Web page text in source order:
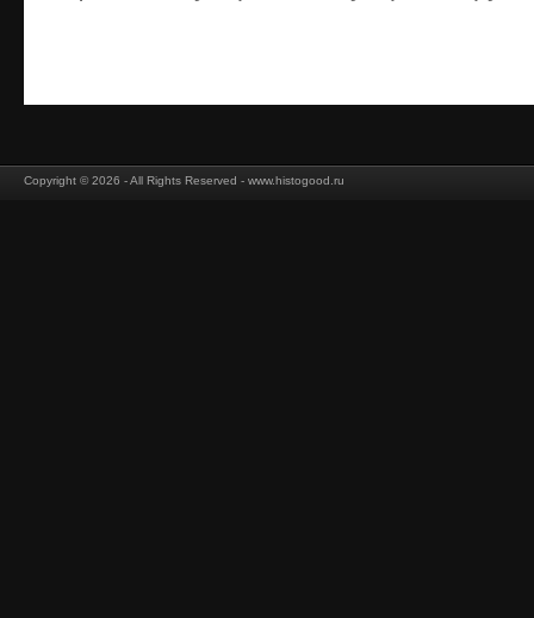
Copyright © 2026 - All Rights Reserved - www.histogood.ru